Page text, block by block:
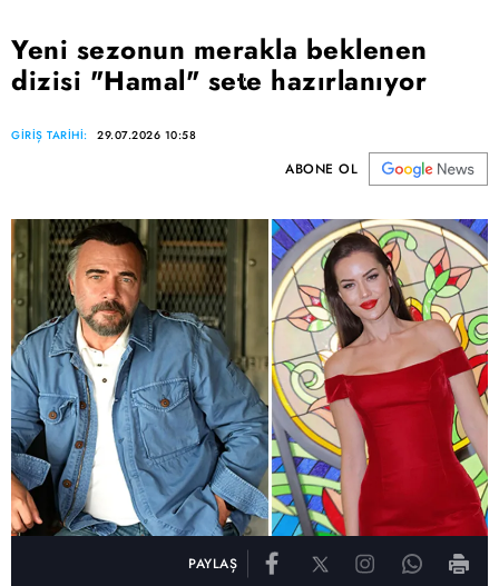
Yeni sezonun merakla beklenen
dizisi "Hamal" sete hazırlanıyor
GİRİŞ TARİHİ: 29.07.2026 10:58
ABONE OL
PAYLAŞ